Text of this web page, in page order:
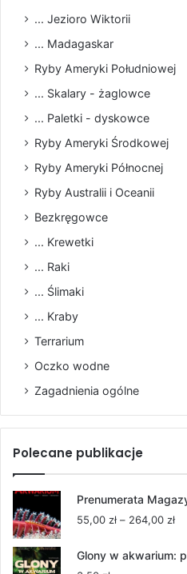
... Jezioro Wiktorii
... Madagaskar
Ryby Ameryki Południowej
... Skalary - żaglowce
... Paletki - dyskowce
Ryby Ameryki Środkowej
Ryby Ameryki Północnej
Ryby Australii i Oceanii
Bezkręgowce
... Krewetki
... Raki
... Ślimaki
... Kraby
Terrarium
Oczko wodne
Zagadnienia ogólne
Polecane publikacje
Prenumerata
55,00 zł – 264,00 zł
od
Glony w akwarium: